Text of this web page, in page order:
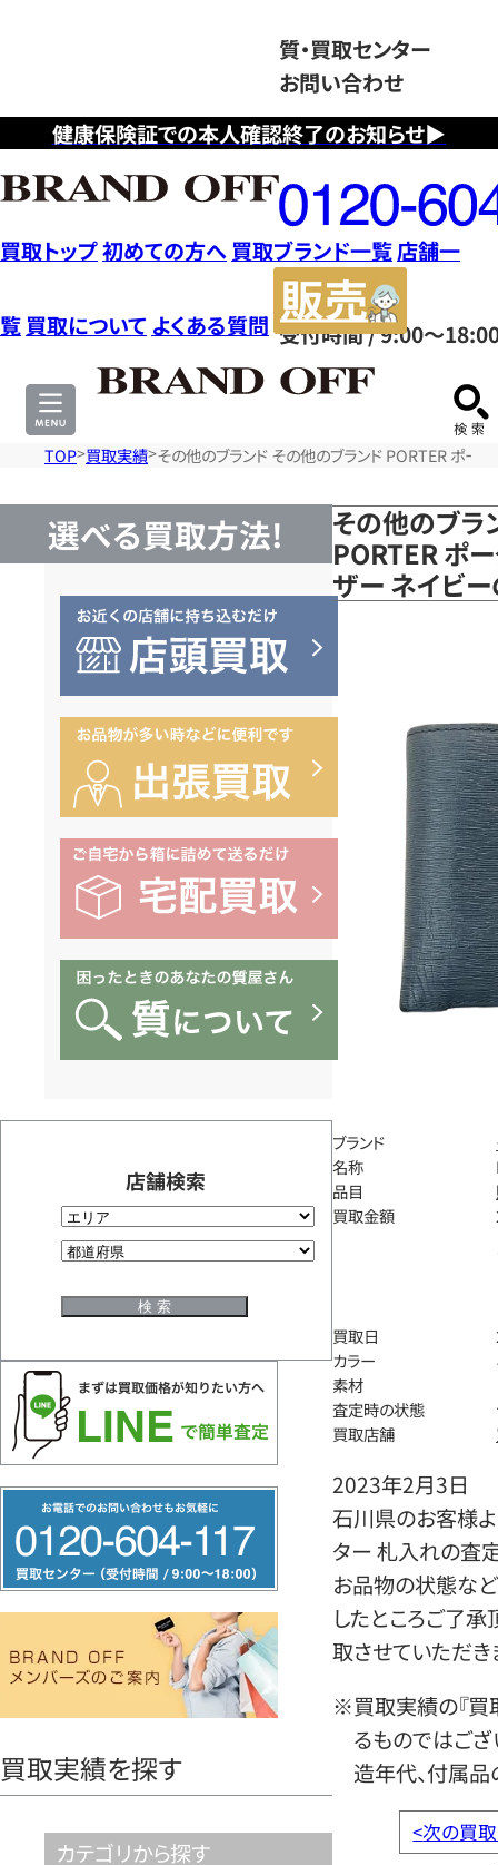
健康保険証での本人確認終了のお知らせ▶
質・買取センター
お問い合わせ
フ
リ
ー
ダ
イ
ヤ
ル
0120604117
受付時間 / 9:00～
買取トップ初めての方へ 買取ブランド一覧店舗一
覧 買取について よくある質問
サ
TOP 買取実績 その他のブランド その他のブランド PORTER ポ
選べる買取方法!
店舗検索
リ
ー
ヤ
買取実績を探す
カテゴリから探す
その他のブラ
PORTER ポ
ザー ネイビ
ブランド
名称
品目
買取金額
買取日
カラー
素材
査定時の状態
買取店舗
2023年2月3日
石川県のお客様よ
ター 札入れの査
お品物の状態など
したところご了
取させていただき
※買取実績の『買
るものではござ
造年代、付属品
<次の買